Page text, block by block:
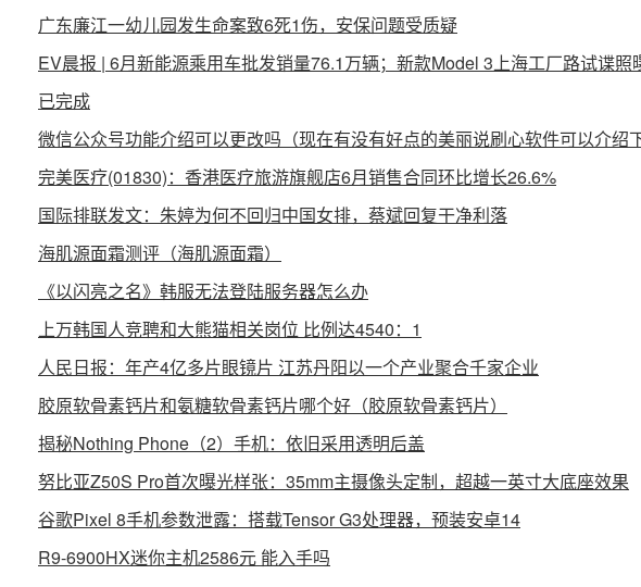
广东廉江一幼儿园发生命案致6死1伤，安保问题受质疑
EV晨报 | 6月新能源乘用车批发销量76.1万辆；新款Model 3上海工厂路试谍
已完成
微信公众号功能介绍可以更改吗（现在有没有好点的美丽说刷心软件可以介绍下
完美医疗(01830)：香港医疗旅游旗舰店6月销售合同环比增长26.6%
国际排联发文：朱婷为何不回归中国女排，蔡斌回复干净利落
海肌源面霜测评（海肌源面霜）
《以闪亮之名》韩服无法登陆服务器怎么办
上万韩国人竞聘和大熊猫相关岗位 比例达4540：1
人民日报：年产4亿多片眼镜片 江苏丹阳以一个产业聚合千家企业
胶原软骨素钙片和氨糖软骨素钙片哪个好（胶原软骨素钙片）
揭秘Nothing Phone（2）手机：依旧采用透明后盖
努比亚Z50S Pro首次曝光样张：35mm主摄像头定制，超越一英寸大底座效果
谷歌Pixel 8手机参数泄露：搭载Tensor G3处理器，预装安卓14
R9-6900HX迷你主机2586元 能入手吗